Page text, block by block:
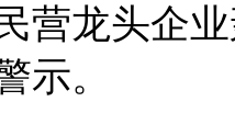
营龙头企
示。